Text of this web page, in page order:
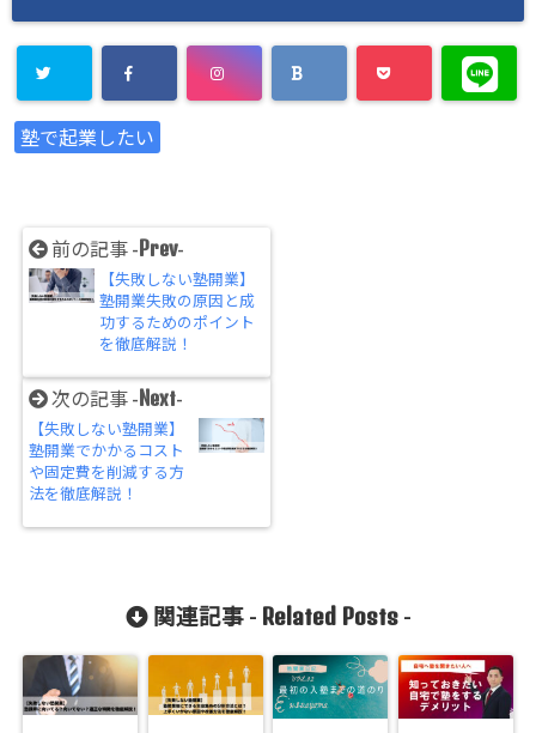
塾で起業したい
前の記事 -Prev-
【失敗しない塾開業】
塾開業失敗の原因と成
功するためのポイント
を徹底解説！
次の記事 -Next-
【失敗しない塾開業】
塾開業でかかるコスト
や固定費を削減する方
法を徹底解説！
関連記事 - Related Posts-